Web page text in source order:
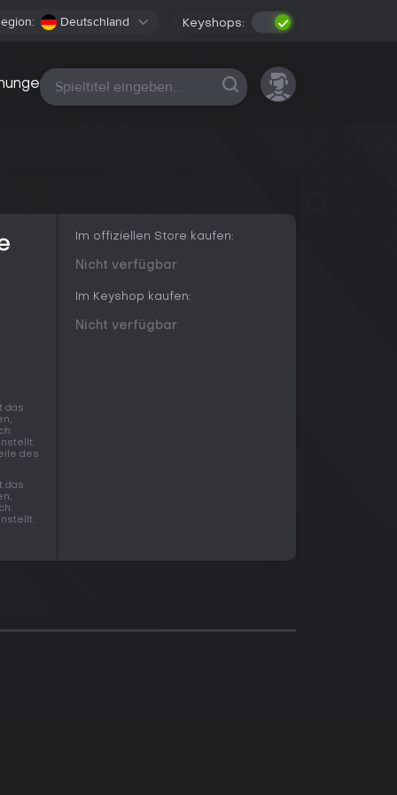
Deutschland Keyshops:
Alle Plattformen
das
des
das
Im offiziellen Store kaufen:
Nicht verfügbar
Im Keyshop kaufen:
Nicht verfügbar